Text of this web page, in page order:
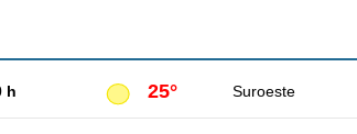
h 25° Suroeste